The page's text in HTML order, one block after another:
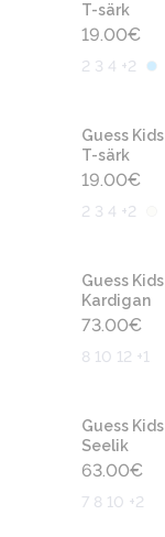
T-särk
19.00€
2 3 4 +2
Guess Kids
T-särk
19.00€
2 3 4 +2
Guess Kids
Kardigan
73.00€
8 10 12 +1
Guess Kids
Seelik
63.00€
7 8 10 +2